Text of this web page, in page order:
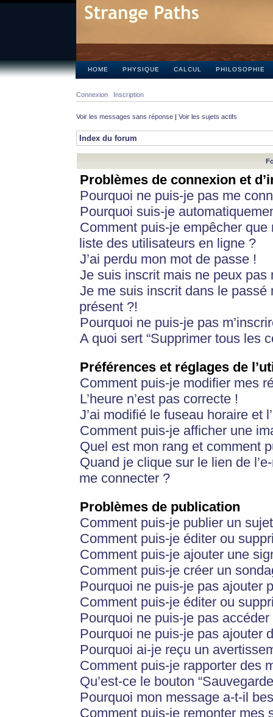
HOME PHYSIQUE CALCUL PHILOSOPHIE
Connexion Inscription
Voir les messages sans réponse | Voir les sujets actifs
Index du forum
Problèmes de connexion et
Pourquoi ne puis-je pas me
Pourquoi suis-je
Comment puis-je empêcher
liste des utilisateurs en ligne ?
J’ai perdu mon mot de passe !
Je suis inscrit mais ne peux pas
Je me suis inscrit dans le
présent ?!
Pourquoi ne puis-je pas
A quoi sert “Supprimer tous les
Préférences et réglages de
Comment puis-je modifier mes
L’heure n’est pas correcte !
J’ai modifié le fuseau horaire et
Comment puis-je afficher une
Quel est mon rang et comment
Quand je clique sur le lien de
me connecter ?
Problèmes de publication
Comment puis-je publier un
Comment puis-je éditer ou
Comment puis-je ajouter une
Comment puis-je créer un
Pourquoi ne puis-je pas ajouter
Comment puis-je éditer ou
Pourquoi ne puis-je pas
Pourquoi ne puis-je pas ajouter
Pourquoi ai-je reçu un
Comment puis-je rapporter des
Qu’est-ce le bouton
Pourquoi mon message a-t-il
Comment puis-je remonter mes